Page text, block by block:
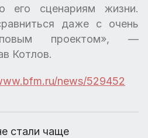
его сценариям жизни.
даже с очень
проектом», —
Котлов.
news/529452
стали чаще